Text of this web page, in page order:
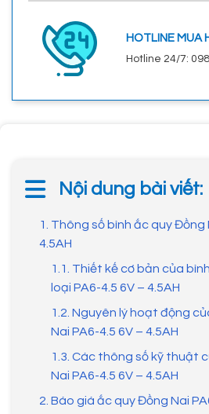
HOTLINE MUA
Hotline 24/7:
Nội dung bài viết:
1. Thông số bình ắc quy Đồng
4.5AH
1.1. Thiết kế cơ bản của
loại PA6-4.5 6V – 4.5AH
1.2. Nguyên lý hoạt động
Nai PA6-4.5 6V – 4.5AH
1.3. Các thông số kỹ thuật
Nai PA6-4.5 6V – 4.5AH
2. Báo giá ắc quy Đồng Nai